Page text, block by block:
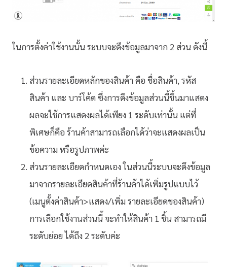
ในการตั้งค่าใช้งานนั้น ระบบจะดึงข้อมูลมาจาก 2 ส่วน ดังนี้
ส่วนรายละเอียดหลักของสินค้า คือ ชื่อสินค้า, รหัส
สินค้า และ บาร์โค้ด ซึ่งการดึงข้อมูลส่วนนี้ขึ้นมาแสดง
ผลจะใช้การแสดงผลได้เพียง 1 ระดับเท่านั้น แต่ที่
พิเศษก็คือ ร้านค้าสามารถเลือกได้ว่าจะแสดงผลเป็น
ข้อความ หรือรูปภาพค่ะ
ส่วนรายละเอียดกำหนดเอง ในส่วนนี้ระบบจะดึงข้อมูล
มาจากรายละเอียดสินค้าที่ร้านค้าได้เพิ่มรูปแบบไว้
(เมนูตั้งค่าสินค้า>แสดง/เพิ่ม รายละเอียดของสินค้า)
การเลือกใช้งานส่วนนี้ จะทำให้สินค้า 1 ชิ้น สามารถมี
ระดับย่อย ได้ถึง 2 ระดับค่ะ